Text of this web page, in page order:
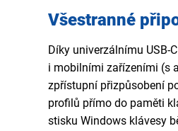
Všestranné
Díky univerzálnímu USB-
i mobilními zařízeními (s
zpřístupní přizpůsobení
profilů přímo do paměti
stisku Windows klávesy